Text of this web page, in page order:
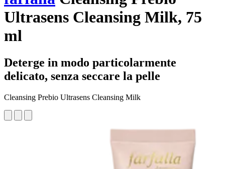
Ultrasens Cleansing Milk, 75
ml
Deterge in modo particolarmente
delicato, senza seccare la pelle
Cleansing Prebio Ultrasens Cleansing Milk